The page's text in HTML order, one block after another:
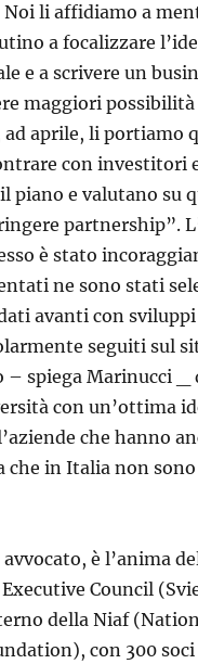
li affidiamo a
a focalizzare
e a scrivere un
maggiori
ad aprile, li portiamo
con investitori
piano e valutano su
partnership”.
è stato
ne sono stati
avanti con sviluppi
seguiti sul
spiega Marinucci _
con un’ottima
che hanno
che in Italia non
avvocato, è l’anima
Council
della Niaf
con 300